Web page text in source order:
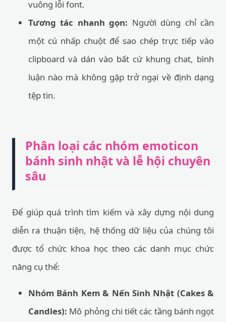
vuông lỗi font.
Tương tác nhanh gọn: Người dùng chỉ cần
một cú nhấp chuột để sao chép trực tiếp vào
clipboard và dán vào bất cứ khung chat, bình
luận nào mà không gặp trở ngại về định dạng
tệp tin.
Phân loại các nhóm emoticon
bánh sinh nhật và lễ hội chuyên
sâu
Để giúp quá trình tìm kiếm và xây dựng nội dung
diễn ra thuận tiện, hệ thống dữ liệu của chúng tôi
được tổ chức khoa học theo các danh mục chức
năng cụ thể:
Nhóm Bánh Kem & Nến Sinh Nhật (Cakes &
Candles): Mô phỏng chi tiết các tầng bánh ngọt